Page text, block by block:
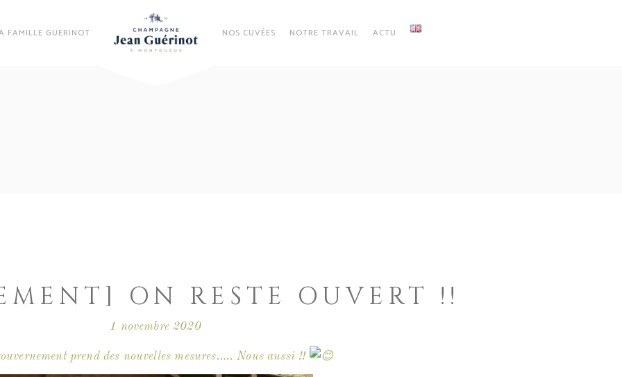
FAMILLE GUERINOT NOS CUVÉES NOTRE TRAVAIL ACTU
ON RESTE OUVERT !!
1 novembre 2020
prend des nouvelles mesures….. Nous aussi !!